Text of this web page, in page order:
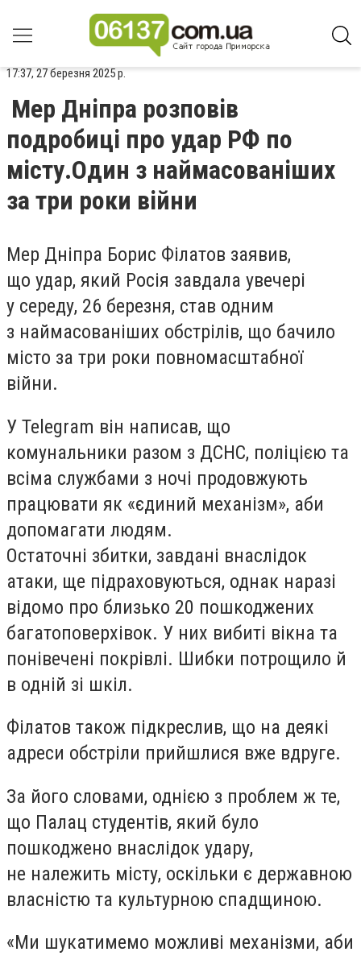
17:37, 27 березня 2025 р.
Мер Дніпра розповів
подробиці про удар РФ по
місту.Один з наймасованіших
за три роки війни
Мер Дніпра Борис Філатов заявив,
що удар, який Росія завдала увечері
у середу, 26 березня, став одним
з наймасованіших обстрілів, що бачило
місто за три роки повномасштабної
війни.
У Telegram він написав, що
комунальники разом з ДСНС, поліцією та
всіма службами з ночі продовжують
працювати як «єдиний механізм», аби
допомагати людям.
Остаточні збитки, завдані внаслідок
атаки, ще підраховуються, однак наразі
відомо про близько 20 пошкоджених
багатоповерхівок. У них вибиті вікна та
понівечені покрівлі. Шибки потрощило й
в одній зі шкіл.
Філатов також підкреслив, що на деякі
адреси обстріли прийшлися вже вдруге.
За його словами, однією з проблем ж те,
що Палац студентів, який було
пошкоджено внаслідок удару,
не належить місту, оскільки є державною
власністю та культурною спадщиною.
«Ми шукатимемо можливі механізми, аби